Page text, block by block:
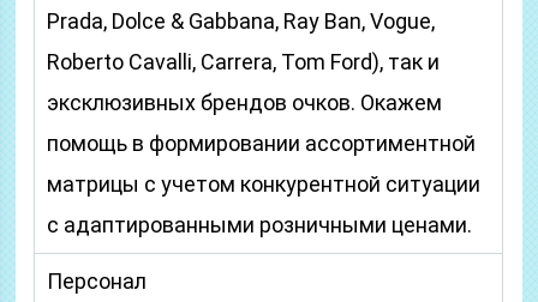
Prada, Dolce & Gabbana, Ray Ban, Vogue,
Roberto Cavalli, Carrera, Tom Ford), так и
эксклюзивных брендов очков. Окажем
помощь в формировании ассортиментной
матрицы с учетом конкурентной ситуации
с адаптированными розничными ценами.
Персонал